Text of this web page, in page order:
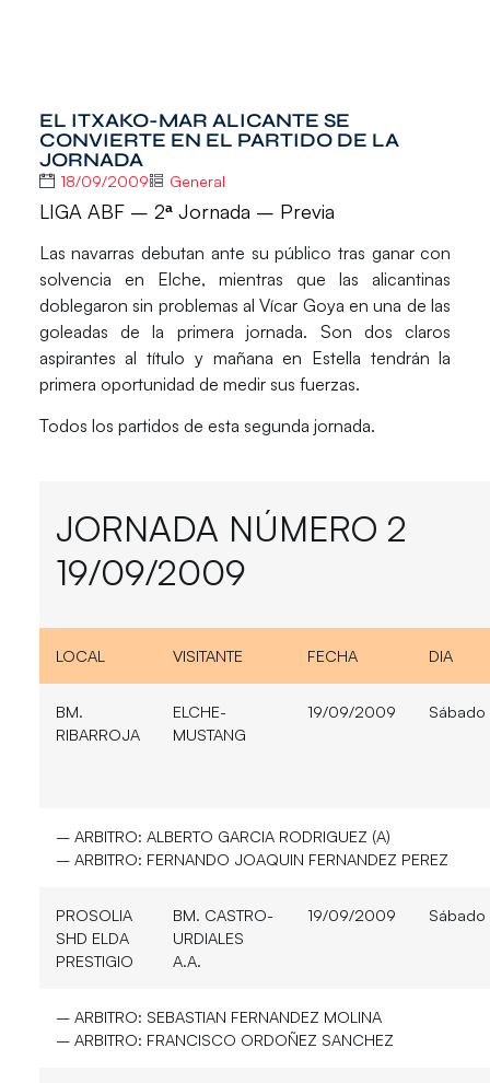
EL ITXAKO-MAR ALICANTE SE
CONVIERTE EN EL PARTIDO DE LA
JORNADA
18/09/2009 General
LIGA ABF – 2ª Jornada – Previa
Las navarras debutan ante su público tras ganar con
solvencia en Elche, mientras que las alicantinas
doblegaron sin problemas al Vícar Goya en una de las
goleadas de la primera jornada. Son dos claros
aspirantes al título y mañana en Estella tendrán la
primera oportunidad de medir sus fuerzas.
Todos los partidos de esta segunda jornada.
JORNADA NÚMERO 2
19/09/2009
LOCAL VISITANTE FECHA DIA
BM.
RIBARROJA
ELCHE-
MUSTANG
19/09/2009 Sábado
– ARBITRO: ALBERTO GARCIA RODRIGUEZ (A)
– ARBITRO: FERNANDO JOAQUIN FERNANDEZ PEREZ
PROSOLIA
SHD ELDA
PRESTIGIO
BM. CASTRO-
URDIALES
A.A.
19/09/2009 Sábado
– ARBITRO: SEBASTIAN FERNANDEZ MOLINA
– ARBITRO: FRANCISCO ORDOÑEZ SANCHEZ